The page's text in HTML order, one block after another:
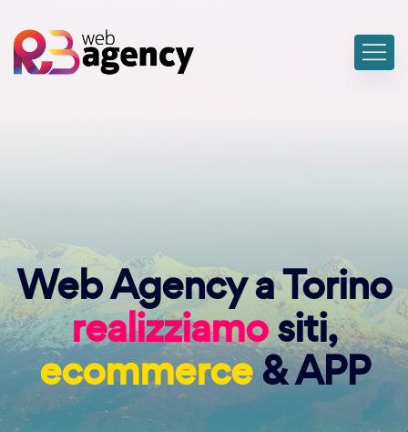
Web Agency a Torino
realizziamositi,
ecommerce& APP